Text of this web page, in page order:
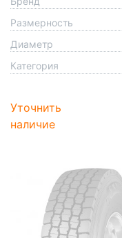
Размерность
Диаметр
Категория
Уточнить
наличие